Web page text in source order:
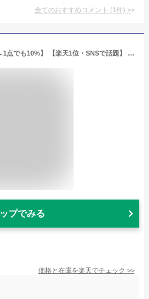
全てのおすすめコメント (1件) >
【MAX40%OFFクーポン→1点でも10%】 【楽天1位・SNSで話題】 ボディバッグ レディース きれいめ ボディーバッグ 大容量 大きめ マザーズバッグ ワンショルダーバッグ 軽量 小さめ おしゃれ トラベルバッグ かわいい ワンショルダー お出かけ メッセンジャーバッグ
プでみる
価格と在庫を楽天でチェック >>